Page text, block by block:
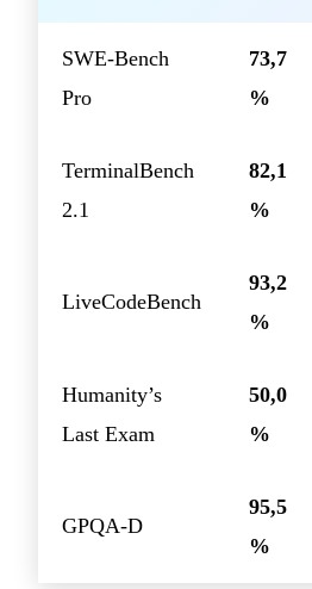
SWE-Bench
Pro
73,7
%
TerminalBench
2.1
82,1
%
LiveCodeBench
93,2
%
Humanity’s
Last Exam
50,0
%
GPQA-D
95,5
%